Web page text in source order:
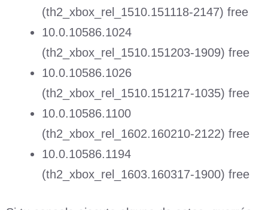
(th2_xbox_rel_1510.151118-2147) free
10.0.10586.1024
(th2_xbox_rel_1510.151203-1909) free
10.0.10586.1026
(th2_xbox_rel_1510.151217-1035) free
10.0.10586.1100
(th2_xbox_rel_1602.160210-2122) free
10.0.10586.1194
(th2_xbox_rel_1603.160317-1900) free